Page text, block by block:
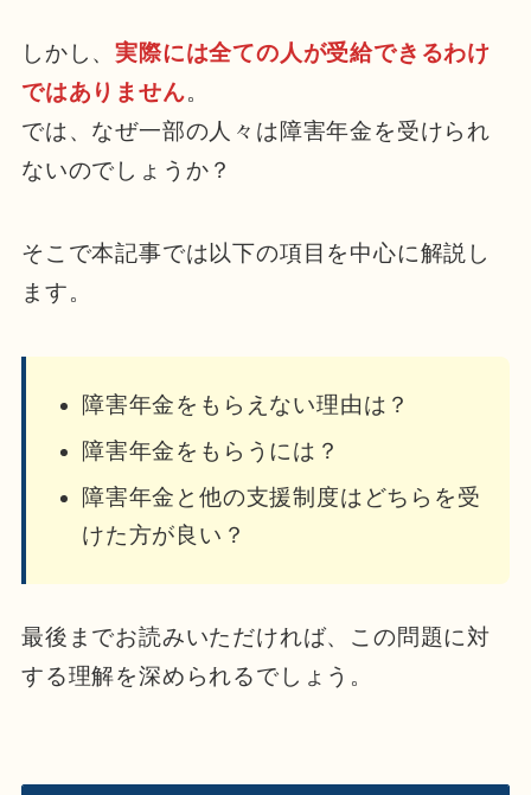
しかし、実際には全ての人が受給できるわけ
ではありません。
では、なぜ一部の人々は障害年金を受けられ
ないのでしょうか？
そこで本記事では以下の項目を中心に解説し
ます。
障害年金をもらえない理由は？
障害年金をもらうには？
障害年金と他の支援制度はどちらを受
けた方が良い？
最後までお読みいただければ、この問題に対
する理解を深められるでしょう。